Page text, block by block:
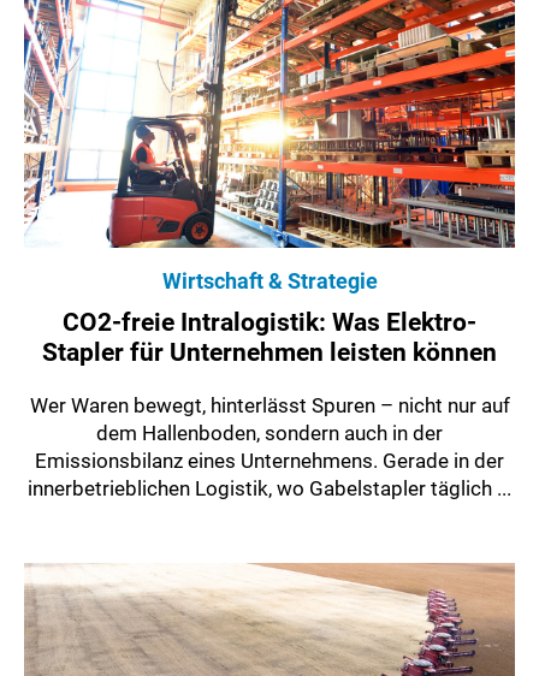
Wirtschaft & Strategie
CO2-freie Intralogistik: Was Elektro-
Stapler für Unternehmen leisten können
Wer Waren bewegt, hinterlässt Spuren – nicht nur auf
dem Hallenboden, sondern auch in der
Emissionsbilanz eines Unternehmens. Gerade in der
innerbetrieblichen Logistik, wo Gabelstapler täglich ...